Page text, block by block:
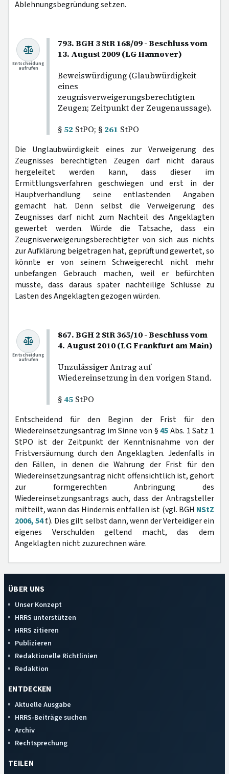
Ablehnungsbegründung setzen.
793. BGH 3 StR 168/09 - Beschluss vom
13. August 2009 (LG Hannover)
Beweiswürdigung (Glaubwürdigkeit
eines
zeugnisverweigerungsberechtigten
Zeugen; Zeitpunkt der Zeugenaussage).
§ 52 StPO; § 261 StPO
Entscheidung
aufrufen
Die Unglaubwürdigkeit eines zur Verweigerung des
Zeugnisses berechtigten Zeugen darf nicht daraus
hergeleitet werden kann, dass dieser im
Ermittlungsverfahren geschwiegen und erst in der
Hauptverhandlung seine entlastenden Angaben
gemacht hat. Denn selbst die Verweigerung des
Zeugnisses darf nicht zum Nachteil des Angeklagten
gewertet werden. Würde die Tatsache, dass ein
Zeugnisverweigerungsberechtigter von sich aus nichts
zur Aufklärung beigetragen hat, geprüft und gewertet, so
könnte er von seinem Schweigerecht nicht mehr
unbefangen Gebrauch machen, weil er befürchten
müsste, dass daraus später nachteilige Schlüsse zu
Lasten des Angeklagten gezogen würden.
867. BGH 2 StR 365/10 - Beschluss vom
4. August 2010 (LG Frankfurt am Main)
Unzulässiger Antrag auf
Wiedereinsetzung in den vorigen Stand.
§ 45 StPO
Entscheidung
aufrufen
Entscheidend für den Beginn der Frist für den
Wiedereinsetzungsantrag im Sinne von §45Abs. 1 Satz 1
StPO ist der Zeitpunkt der Kenntnisnahme von der
Fristversäumung durch den Angeklagten. Jedenfalls in
den Fällen, in denen die Wahrung der Frist für den
Wiedereinsetzungsantrag nicht offensichtlich ist, gehört
zur formgerechten Anbringung des
Wiedereinsetzungsantrags auch, dass der Antragsteller
mitteilt, wann das Hindernis entfallen ist (vgl. BGH NStZ
2006, 54f.). Dies gilt selbst dann, wenn der Verteidiger ein
eigenes Verschulden geltend macht, das dem
Angeklagten nicht zuzurechnen wäre.
ÜBER UNS
Unser Konzept
HRRS unterstützen
HRRS zitieren
Publizieren
Redaktionelle Richtlinien
Redaktion
ENTDECKEN
Aktuelle Ausgabe
HRRS-Beiträge suchen
Archiv
Rechtsprechung
TEILEN